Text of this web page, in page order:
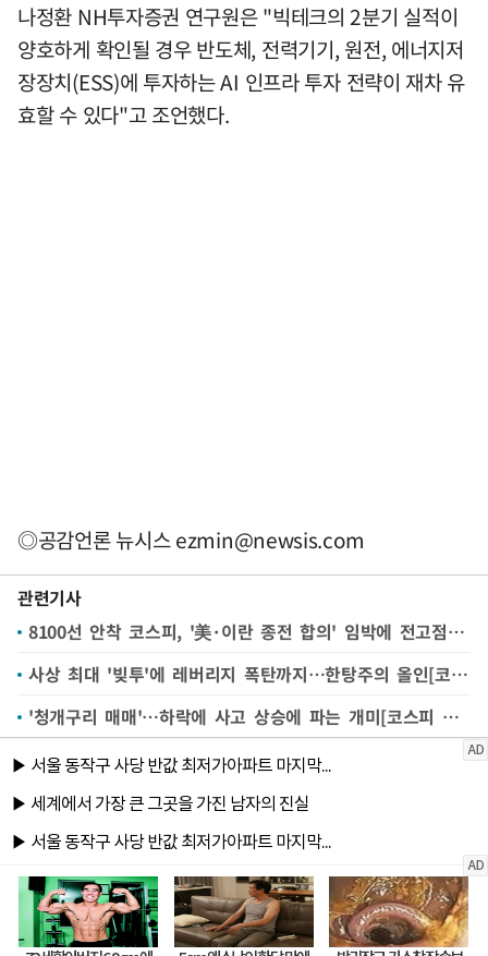
나정환 NH투자증권 연구원은 "빅테크의 2분기 실적이
양호하게 확인될 경우 반도체, 전력기기, 원전, 에너지저
장장치(ESS)에 투자하는 AI 인프라 투자 전략이 재차 유
효할 수 있다"고 조언했다.
◎공감언론 뉴시스ezmin@newsis.com
관련기사
8100선 안착 코스피, '美·이란 종전 합의' 임박에 전고점 뚫을까[주간증시전망]
사상 최대 '빚투'에 레버리지 폭탄까지…한탕주의 올인[코스피 덮친 변동성②]
'청개구리 매매'…하락에 사고 상승에 파는 개미[코스피 덮친 변동성①]